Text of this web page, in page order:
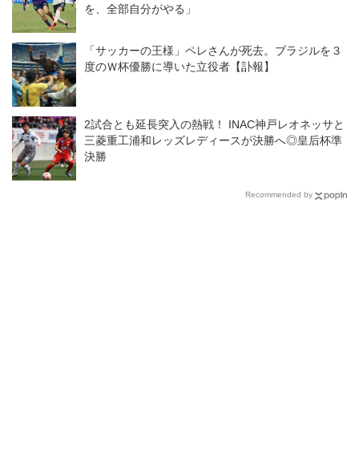
を、全部自分がやる」
「サッカーの王様」ペレさんが死去。ブラジルを３
度のＷ杯優勝に導いた立役者【訃報】
2試合とも延長突入の熱戦！ INAC神戸レオネッサと
三菱重工浦和レッズレディースが決勝へ◎皇后杯準
決勝
Recommended by